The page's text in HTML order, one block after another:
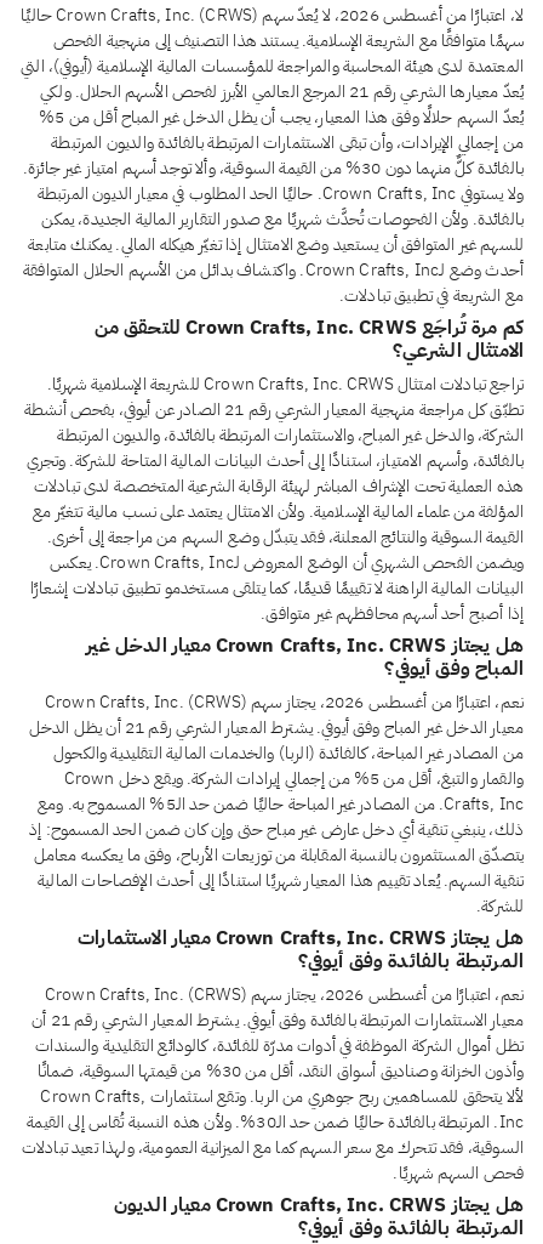
لا، اعتبارًا من أغسطس 2026، لا يُعدّ سهم Crown Crafts, Inc. (CRWS) حاليًا
سهمًا متوافقًا مع الشريعة الإسلامية. يستند هذا التصنيف إلى منهجية الفحص
المعتمدة لدى هيئة المحاسبة والمراجعة للمؤسسات المالية الإسلامية (أيوفي)، التي
يُعدّ معيارها الشرعي رقم 21 المرجع العالمي الأبرز لفحص الأسهم الحلال. ولكي
يُعدّ السهم حلالًا وفق هذا المعيار، يجب أن يظل الدخل غير المباح أقل من 5%
من إجمالي الإيرادات، وأن تبقى الاستثمارات المرتبطة بالفائدة والديون المرتبطة
بالفائدة كلٌّ منهما دون 30% من القيمة السوقية، وألا توجد أسهم امتياز غير جائزة.
ولا يستوفي Crown Crafts, Inc. حاليًا الحد المطلوب في معيار الديون المرتبطة
بالفائدة. ولأن الفحوصات تُحدَّث شهريًا مع صدور التقارير المالية الجديدة، يمكن
للسهم غير المتوافق أن يستعيد وضع الامتثال إذا تغيّر هيكله المالي. يمكنك متابعة
أحدث وضع لـCrown Crafts, Inc. واكتشاف بدائل من الأسهم الحلال المتوافقة
مع الشريعة في تطبيق تبادلات.
كم مرة تُراجَع Crown Crafts, Inc. CRWS للتحقق من
الامتثال الشرعي؟
تراجع تبادلات امتثال Crown Crafts, Inc. CRWS للشريعة الإسلامية شهريًا.
تطبّق كل مراجعة منهجية المعيار الشرعي رقم 21 الصادر عن أيوفي، بفحص أنشطة
الشركة، والدخل غير المباح، والاستثمارات المرتبطة بالفائدة، والديون المرتبطة
بالفائدة، وأسهم الامتياز، استنادًا إلى أحدث البيانات المالية المتاحة للشركة. وتجري
هذه العملية تحت الإشراف المباشر لهيئة الرقابة الشرعية المتخصصة لدى تبادلات
المؤلفة من علماء المالية الإسلامية. ولأن الامتثال يعتمد على نسب مالية تتغيّر مع
القيمة السوقية والنتائج المعلنة، فقد يتبدّل وضع السهم من مراجعة إلى أخرى.
ويضمن الفحص الشهري أن الوضع المعروض لـCrown Crafts, Inc. يعكس
البيانات المالية الراهنة لا تقييمًا قديمًا، كما يتلقى مستخدمو تطبيق تبادلات إشعارًا
إذا أصبح أحد أسهم محافظهم غير متوافق.
هل يجتاز Crown Crafts, Inc. CRWS معيار الدخل غير
المباح وفق أيوفي؟
نعم، اعتبارًا من أغسطس 2026، يجتاز سهم Crown Crafts, Inc. (CRWS)
معيار الدخل غير المباح وفق أيوفي. يشترط المعيار الشرعي رقم 21 أن يظل الدخل
من المصادر غير المباحة، كالفائدة (الربا) والخدمات المالية التقليدية والكحول
والقمار والتبغ، أقل من 5% من إجمالي إيرادات الشركة. ويقع دخل Crown
Crafts, Inc. من المصادر غير المباحة حاليًا ضمن حد الـ5% المسموح به. ومع
ذلك، ينبغي تنقية أي دخل عارض غير مباح حتى وإن كان ضمن الحد المسموح: إذ
يتصدّق المستثمرون بالنسبة المقابلة من توزيعات الأرباح، وفق ما يعكسه معامل
تنقية السهم. يُعاد تقييم هذا المعيار شهريًا استنادًا إلى أحدث الإفصاحات المالية
للشركة.
هل يجتاز Crown Crafts, Inc. CRWS معيار الاستثمارات
المرتبطة بالفائدة وفق أيوفي؟
نعم، اعتبارًا من أغسطس 2026، يجتاز سهم Crown Crafts, Inc. (CRWS)
معيار الاستثمارات المرتبطة بالفائدة وفق أيوفي. يشترط المعيار الشرعي رقم 21 أن
تظل أموال الشركة الموظفة في أدوات مدرّة للفائدة، كالودائع التقليدية والسندات
وأذون الخزانة وصناديق أسواق النقد، أقل من 30% من قيمتها السوقية، ضمانًا
لألا يتحقق للمساهمين ربح جوهري من الربا. وتقع استثمارات Crown Crafts,
Inc. المرتبطة بالفائدة حاليًا ضمن حد الـ30%. ولأن هذه النسبة تُقاس إلى القيمة
السوقية، فقد تتحرك مع سعر السهم كما مع الميزانية العمومية، ولهذا تعيد تبادلات
فحص السهم شهريًا.
هل يجتاز Crown Crafts, Inc. CRWS معيار الديون
المرتبطة بالفائدة وفق أيوفي؟